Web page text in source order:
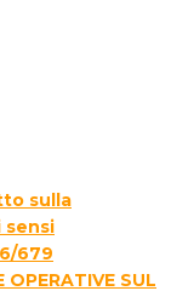
sulla
sensi
679
OPERATIVE SUL